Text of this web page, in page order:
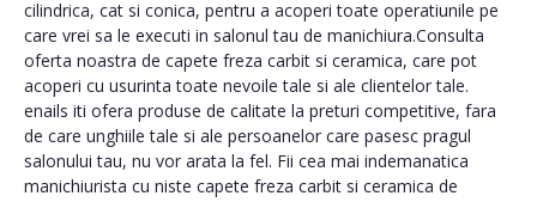
cilindrica, cat si conica, pentru a acoperi toate operatiunile pe
care vrei sa le executi in salonul tau de manichiura.Consulta
oferta noastra de capete freza carbit si ceramica, care pot
acoperi cu usurinta toate nevoile tale si ale clientelor tale.
enails iti ofera produse de calitate la preturi competitive, fara
de care unghiile tale si ale persoanelor care pasesc pragul
salonului tau, nu vor arata la fel. Fii cea mai indemanatica
manichiurista cu niste capete freza carbit si ceramica de